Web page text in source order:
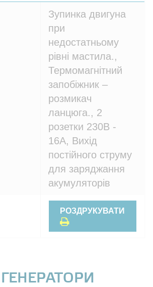
Зупинка двигуна
при
недостатньому
рівні мастила.,
Термомагнітний
запобіжник –
розмикач
ланцюга., 2
розетки 230В -
16A, Вихід
постійного струму
для заряджання
акумуляторів
РОЗДРУКУВАТИ